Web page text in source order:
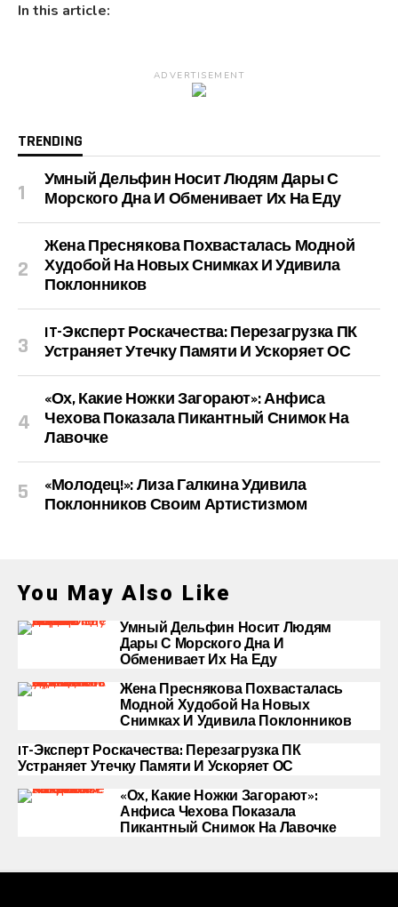
In this article:
ADVERTISEMENT
TRENDING
Умный Дельфин Носит Людям Дары С
Морского Дна И Обменивает Их На Еду
Жена Преснякова Похвасталась Модной
Худобой На Новых Снимках И Удивила
Поклонников
IT-Эксперт Роскачества: Перезагрузка ПК
Устраняет Утечку Памяти И Ускоряет ОС
«Ох, Какие Ножки Загорают»: Анфиса
Чехова Показала Пикантный Снимок На
Лавочке
«Молодец!»: Лиза Галкина Удивила
Поклонников Своим Артистизмом
You May Also Like
Умный Дельфин Носит Людям
Дары С Морского Дна И
Обменивает Их На Еду
Жена Преснякова Похвасталась
Модной Худобой На Новых
Снимках И Удивила Поклонников
IT-Эксперт Роскачества: Перезагрузка ПК
Устраняет Утечку Памяти И Ускоряет ОС
«Ох, Какие Ножки Загорают»:
Анфиса Чехова Показала
Пикантный Снимок На Лавочке